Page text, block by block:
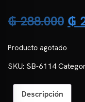
₲288.000 El
era:
₲
Producto agotado
SKU: SB-6114
Descripción